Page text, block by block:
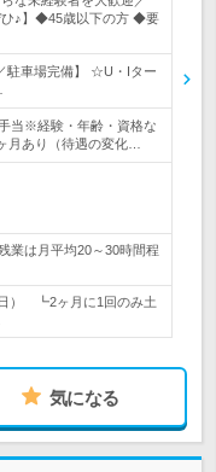
ひ♪】◆45歳以下の方 ◆要
駐車場完備】 ☆U・Iター
当※経験・年齢・資格な
月あり（待遇の変化…
業は月平均20～30時間程
） ┗2ヶ月に1回のみ土
気になる